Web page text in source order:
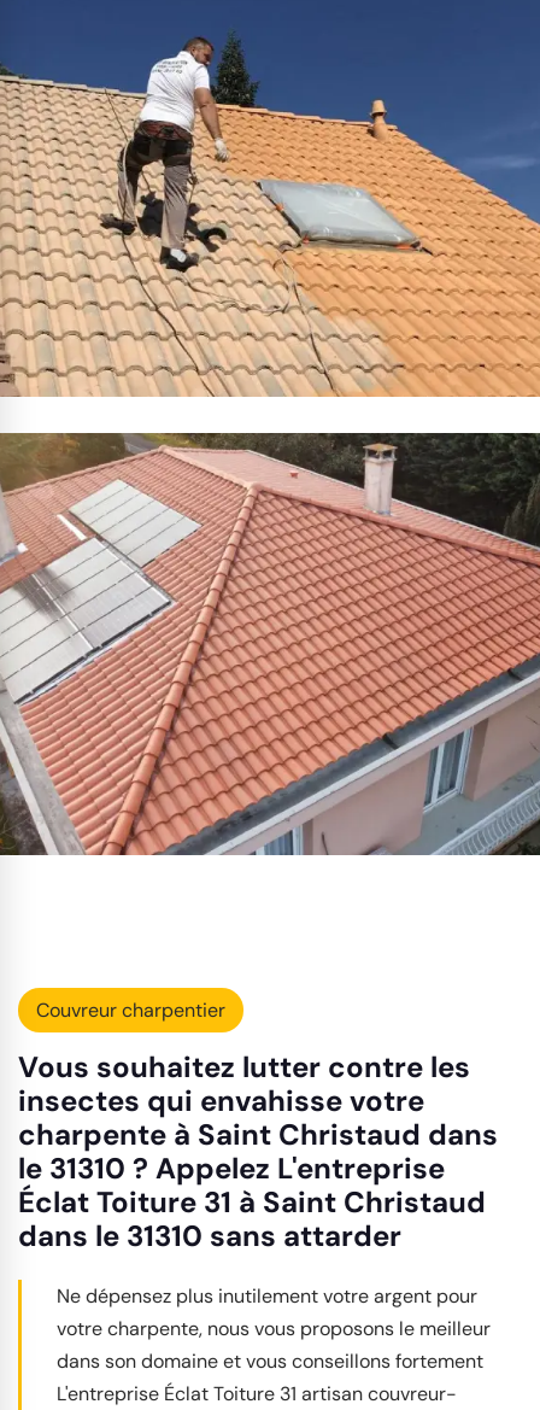
Couvreur charpentier
Vous souhaitez lutter contre les
insectes qui envahisse votre
charpente à Saint Christaud dans
le 31310 ? Appelez L'entreprise
Éclat Toiture 31 à Saint Christaud
dans le 31310 sans attarder
Ne dépensez plus inutilement votre argent pour
votre charpente, nous vous proposons le meilleur
dans son domaine et vous conseillons fortement
L'entreprise Éclat Toiture 31 artisan couvreur-